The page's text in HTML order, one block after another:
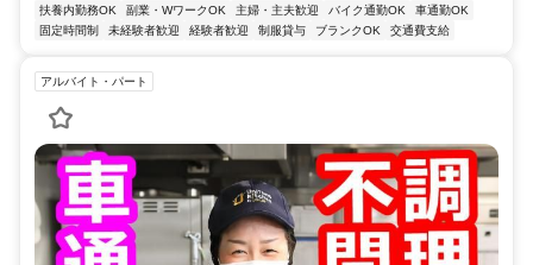
扶養内勤務OK 副業・WワークOK 主婦・主夫歓迎 バイク通勤OK
車通勤OK
固定時間制
未経験者歓迎 経験者歓迎 制服貸与 ブランクOK 交通費支給
アルバイト・パート